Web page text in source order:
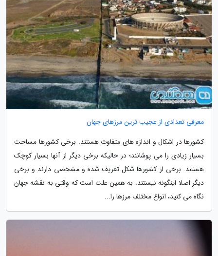
معرفی تعدادی از عجیب ترین مرزهای جهان
کشورها در اشکال و اندازه های متفاوت هستند. برخی کشورها مساحت
بسیار زیادی را می پوشانند؛ در حالیکه برخی دیگر از آنها بسیار کوچک
هستند. برخی از کشورها شکل تعریف شده و مشخصی دارند و برخی
دیگر اصلا اینگونه نیستند. به همین علت است که وقتی به نقشه جهان
نگاه می کنید، انواع مختلف مرزها را...